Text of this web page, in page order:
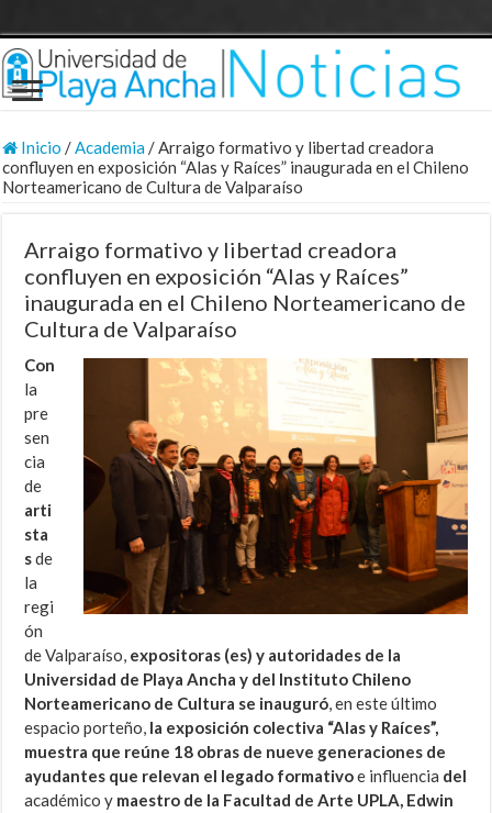
Inicio /Academia/Arraigo formativo y libertad creadora
confluyen en exposición “Alas y Raíces” inaugurada en el Chileno
Norteamericano de Cultura de Valparaíso
Arraigo formativo y libertad creadora
confluyen en exposición “Alas y Raíces”
inaugurada en el Chileno Norteamericano de
Cultura de Valparaíso
Con
la
pre
sen
cia
de
arti
sta
sde
la
regi
ón
de Valparaíso, expositoras (es) y autoridades de la
Universidad de Playa Ancha y del Instituto Chileno
Norteamericano de Cultura se inauguró, en este último
espacio porteño, la exposición colectiva “Alas y Raíces”,
muestra que reúne 18 obras de nueve generaciones de
ayudantes que relevan el legado formativoe influencia del
académico y maestro de la Facultad de Arte UPLA, Edwin